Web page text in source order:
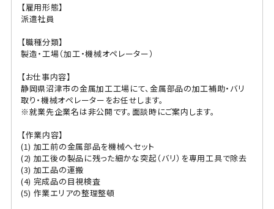
【雇用形態】
派遣社員
【職種分類】
製造・工場（加工・機械オペレーター）
【お仕事内容】
静岡県沼津市の金属加工工場にて、金属部品の加工補助・バリ
取り・機械オペレーターをお任せします。
※就業先企業名は非公開です。面談時にご案内します。
【作業内容】
(1) 加工前の金属部品を機械へセット
(2) 加工後の製品に残った細かな突起（バリ）を専用工具で除去
(3) 加工品の運搬
(4) 完成品の目視検査
(5) 作業エリアの整理整頓